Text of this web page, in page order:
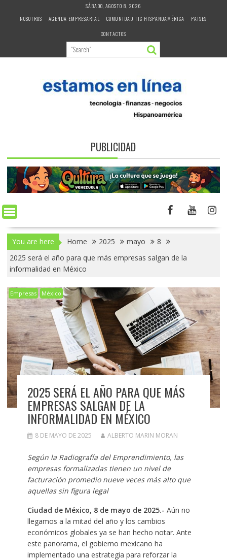
SÁBADO, AGOSTO 8, 2026
NOSOTROS
AGENDA EMPRESARIAL COMUNIDAD TIC HISPANOAMÉRICA
PAISES
CONTACTOS
PUBLICIDAD
You are here Home 2025 mayo
8
2025 será el año para que más empresas salgan de la
informalidad en México
Empresas México
2025 SERÁ EL AÑO PARA QUE MÁS
EMPRESAS SALGAN DE LA
INFORMALIDAD EN MÉXICO
8 DE MAYO DE 2025 ALBERTO MARIN MORAN
Según la Radiografía del Emprendimiento, las
empresas formalizadas tienen un nivel de
facturación promedio nueve veces más alto que
aquellas sin figura legal
Ciudad de México, 8 de mayo de 2025.- Aún no
llegamos a la mitad del año y los cambios
económicos globales ya se han hecho notar. Ante
este panorama, el gobierno mexicano ha
implementado una estrategia para reforzar la